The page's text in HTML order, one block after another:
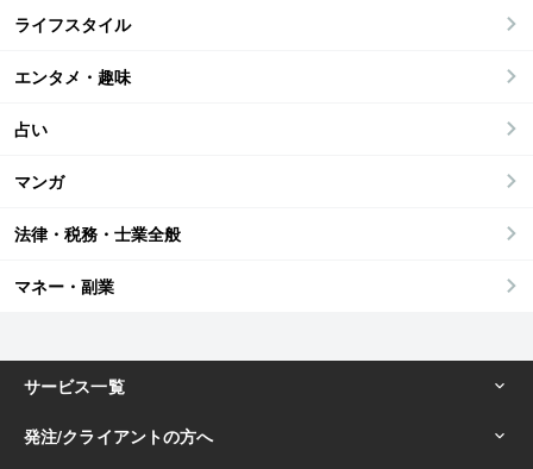
ライフスタイル
エンタメ・趣味
占い
マンガ
法律・税務・士業全般
マネー・副業